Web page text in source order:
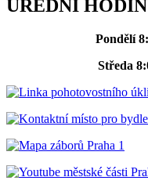
ÚŘEDNÍ
Pondělí
Středa